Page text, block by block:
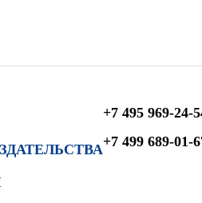
+7 495 969-24-
+7 499 689-01-